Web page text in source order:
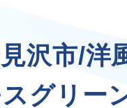
ントについ
見沢市/洋
スグリ ー